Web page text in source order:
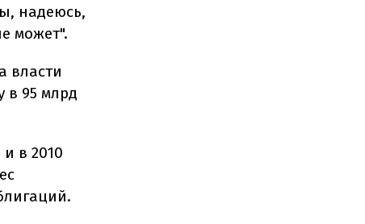
надеюсь,
может".
власти
в 95 млрд
в 2010